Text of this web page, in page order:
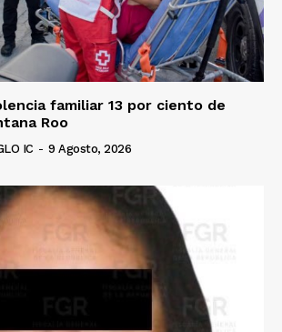
familiar 13 por ciento de
Roo
IC - 9 Agosto, 2026